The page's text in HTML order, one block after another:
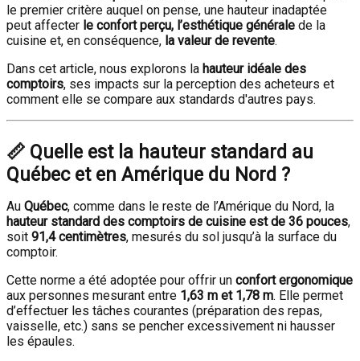
le premier critère auquel on pense, une hauteur inadaptée
peut affecter le confort perçu, l’esthétique générale de la
cuisine et, en conséquence, la valeur de revente.
Dans cet article, nous explorons la hauteur idéale des
comptoirs, ses impacts sur la perception des acheteurs et
comment elle se compare aux standards d'autres pays.
📏 Quelle est la hauteur standard au
Québec et en Amérique du Nord ?
Au Québec, comme dans le reste de l’Amérique du Nord, la
hauteur standard des comptoirs de cuisine est de 36 pouces,
soit 91,4 centimètres, mesurés du sol jusqu’à la surface du
comptoir.
Cette norme a été adoptée pour offrir un confort ergonomique
aux personnes mesurant entre 1,63 m et 1,78 m. Elle permet
d’effectuer les tâches courantes (préparation des repas,
vaisselle, etc.) sans se pencher excessivement ni hausser
les épaules.